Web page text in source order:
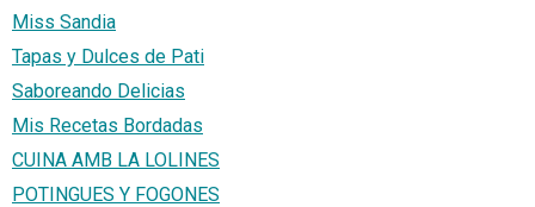
Miss Sandia
Tapas y Dulces de Pati
Saboreando Delicias
Mis Recetas Bordadas
CUINA AMB LA LOLINES
POTINGUES Y FOGONES